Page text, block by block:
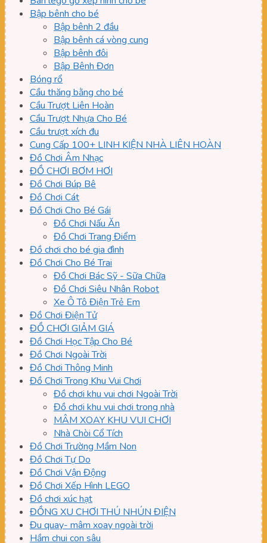
Bập bênh cho bé
Bập bênh 2 đầu
Bập bênh cá vòng cung
Bập bênh đôi
Bập Bênh Đơn
Bóng rổ
Cầu thăng bằng cho bé
Cầu Trượt Liên Hoàn
Cầu Trượt Nhựa Cho Bé
Cầu trượt xích đu
Cung Cấp 100+ LINH KIỆN NHÀ LIÊN HOÀN
Đồ Chơi Âm Nhạc
ĐỒ CHƠI BƠM HƠI
Đồ Chơi Búp Bê
Đồ Chơi Cát
Đồ Chơi Cho Bé Gái
Đồ Chơi Nấu Ăn
Đồ Chơi Trang Điểm
Đồ chơi cho bé gia đình
Đồ Chơi Cho Bé Trai
Đồ Chơi Bác Sỹ - Sữa Chữa
Đồ Chơi Siêu Nhân Robot
Xe Ô Tô Điện Trẻ Em
Đồ Chơi Điện Tử
ĐỒ CHƠI GIẢM GIÁ
Đồ Chơi Học Tập Cho Bé
Đồ Chơi Ngoài Trời
Đồ Chơi Thông Minh
Đồ Chơi Trong Khu Vui Chơi
Đồ chơi khu vui chơi Ngoài Trời
Đồ chơi khu vui chơi trong nhà
MÂM XOAY KHU VUI CHƠI
Nhà Chòi Cổ Tích
Đồ Chơi Trường Mầm Non
Đồ Chơi Tự Do
Đồ Chơi Vận Động
Đồ Chơi Xếp Hình LEGO
Đồ chơi xúc hạt
ĐỒNG XU CHƠI THÚ NHÚN ĐIỆN
Đu quay- mâm xoay ngoài trời
Hầm chui con sâu